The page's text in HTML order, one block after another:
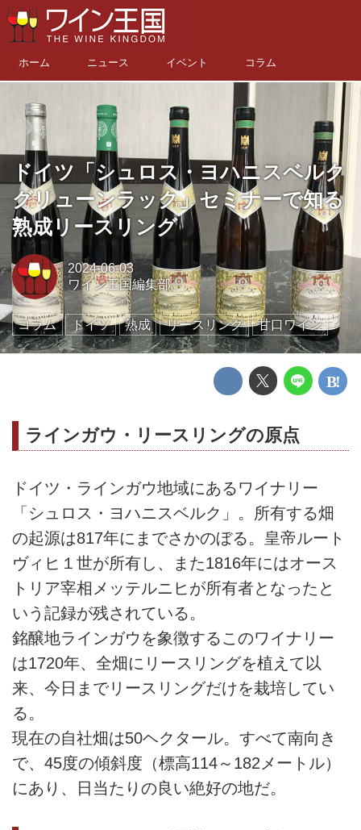
ホーム ニュース イベント コラム
ドイツ「シュロス・ヨハニスベルク
グリューンラック」セミナーで知る
熟成リースリング
2024-06-03
ワイン王国編集部
コラム ドイツ 熟成 リースリング 甘口ワイン
ラインガウ・リースリングの原点
ドイツ・ラインガウ地域にあるワイナリー
「シュロス・ヨハニスベルク」。所有する畑
の起源は817年にまでさかのぼる。皇帝ルート
ヴィヒ１世が所有し、また1816年にはオース
トリア宰相メッテルニヒが所有者となったと
いう記録が残されている。
銘醸地ラインガウを象徴するこのワイナリー
は1720年、全畑にリースリングを植えて以
来、今日までリースリングだけを栽培してい
る。
現在の自社畑は50ヘクタール。すべて南向き
で、45度の傾斜度（標高114～182メートル）
にあり、日当たりの良い絶好の地だ。